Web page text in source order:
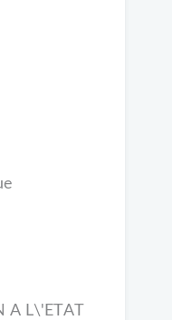
A L\'ETAT